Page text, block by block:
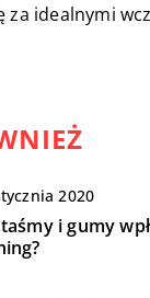
za idealnymi
2020
taśmy i gumy